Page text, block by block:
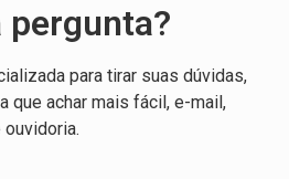
pergunta?
para tirar suas dúvidas,
que achar mais fácil, e-mail,